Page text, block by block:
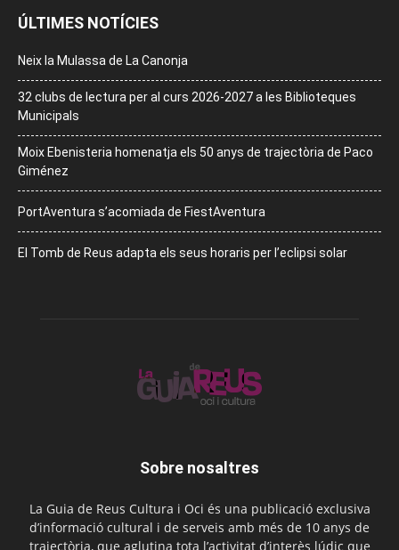
ÚLTIMES NOTÍCIES
Neix la Mulassa de La Canonja
32 clubs de lectura per al curs 2026-2027 a les Biblioteques
Municipals
Moix Ebenisteria homenatja els 50 anys de trajectòria de Paco
Giménez
PortAventura s’acomiada de FiestAventura
El Tomb de Reus adapta els seus horaris per l’eclipsi solar
Sobre nosaltres
La Guia de Reus Cultura i Oci és una publicació exclusiva
d’informació cultural i de serveis amb més de 10 anys de
trajectòria, que aglutina tota l’activitat d’interès lúdic que